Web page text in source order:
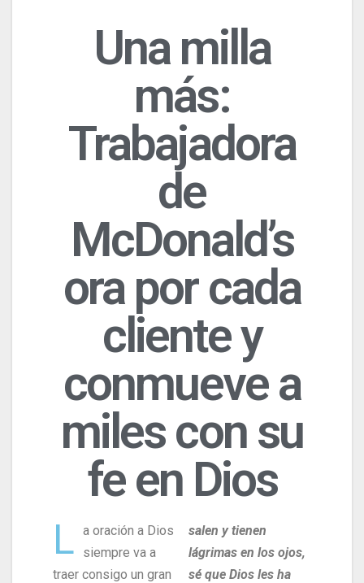
Una milla
más:
Trabajadora
de
McDonald’s
ora por cada
cliente y
conmueve a
miles con su
fe en Dios
L a oración a Dios
siempre va a
traer consigo un gran
salen y tienen
lágrimas en los ojos,
sé que Dios les ha